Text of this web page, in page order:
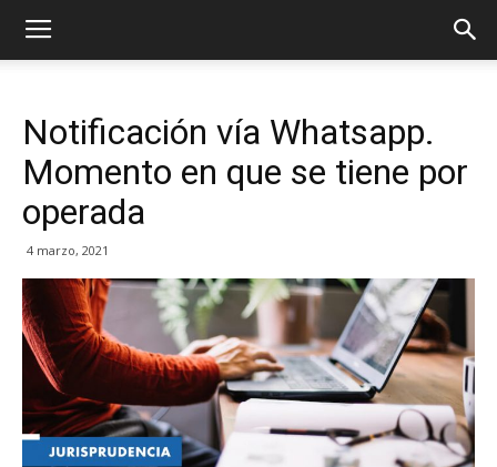
Notificación vía Whatsapp.
Momento en que se tiene por
operada
4 marzo, 2021